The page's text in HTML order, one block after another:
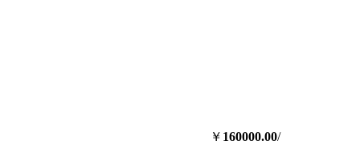
￥ 160000.00/